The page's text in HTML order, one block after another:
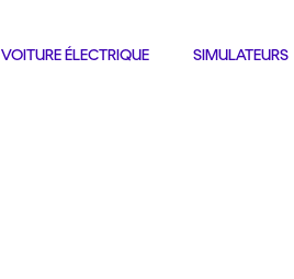
VOITURE ÉLECTRIQUE SIMULATEURS